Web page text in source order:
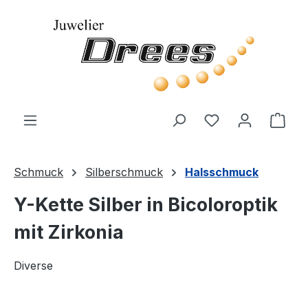
Zum Hauptinhalt springen
Du hast 0
Schmuck Silberschmuck Halsschmuck
Y-Kette Silber in Bicoloroptik
mit Zirkonia
Diverse